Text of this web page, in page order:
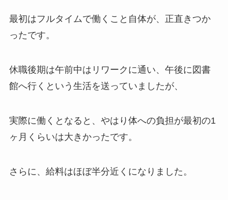
最初はフルタイムで働くこと自体が、正直きつか
ったです。
休職後期は午前中はリワークに通い、午後に図書
館へ行くという生活を送っていましたが、
実際に働くとなると、やはり体への負担が最初の1
ヶ月くらいは大きかったです。
さらに、給料はほぼ半分近くになりました。